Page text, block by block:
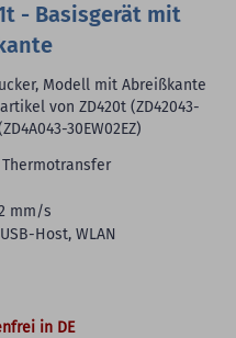
- Basisgerät mit
Modell mit Abreißkante
von ZD420t (ZD42043-
30EW02EZ)
mm/s
Host, WLAN
in DE